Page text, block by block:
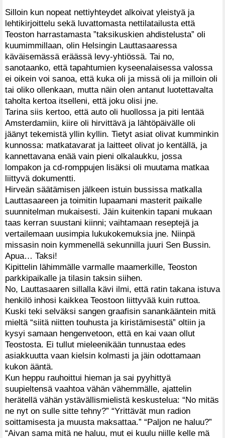
Silloin kun nopeat nettiyhteydet alkoivat yleistyä ja
lehtikirjoittelu sekä luvattomasta nettilatailusta että
Teoston harrastamasta ”taksikuskien ahdistelusta” oli
kuumimmillaan, olin Helsingin Lauttasaaressa
käväisemässä eräässä levy-yhtiössä. Tai no,
sanotaanko, että tapahtumien kyseenalaisessa valossa
ei oikein voi sanoa, että kuka oli ja missä oli ja milloin oli
tai oliko ollenkaan, mutta näin olen antanut luotettavalta
taholta kertoa itselleni, että joku olisi jne.
Tarina siis kertoo, että auto oli huollossa ja piti lentää
Amsterdamiin, kiire oli hirvittävä ja lähtöpäivälle oli
jäänyt tekemistä yllin kyllin. Tietyt asiat olivat kumminkin
kunnossa: matkatavarat ja laitteet olivat jo kentällä, ja
kannettavana enää vain pieni olkalaukku, jossa
lompakon ja cd-romppujen lisäksi oli muutama matkaa
liittyvä dokumentti.
Hirveän säätämisen jälkeen istuin bussissa matkalla
Lauttasaareen ja toimitin lupaamani masterit paikalle
suunnitelman mukaisesti. Jäin kuitenkin tapani mukaan
taas kerran suustani kiinni; vaihtamaan reseptejä ja
vertailemaan uusimpia lukukokemuksia jne. Niinpä
missasin noin kymmenellä sekunnilla juuri Sen Bussin.
Apua… Taksi!
Kipittelin lähimmälle varmalle maamerkille, Teoston
parkkipaikalle ja tilasin taksin siihen.
No, Lauttasaaren sillalla kävi ilmi, että ratin takana istuva
henkilö inhosi kaikkea Teostoon liittyvää kuin ruttoa.
Kuski teki selväksi sangen graafisin sanankääntein mitä
mieltä “siitä niitten touhusta ja kiristämisestä” oltiin ja
kysyi samaan hengenvetoon, että en kai vaan ollut
Teostosta. Ei tullut mieleenikään tunnustaa edes
asiakkuutta vaan kielsin kolmasti ja jäin odottamaan
kukon ääntä.
Kun heppu rauhoittui hieman ja sai pyyhittyä
suupieltensä vaahtoa vähän vähemmälle, ajattelin
herätellä vähän ystävällismielistä keskustelua: “No mitäs
ne nyt on sulle sitte tehny?” “Yrittävät mun radion
soittamisesta ja muusta maksattaa.” “Paljon ne haluu?”
“Aivan sama mitä ne haluu, mut ei kuulu niille kelle mä